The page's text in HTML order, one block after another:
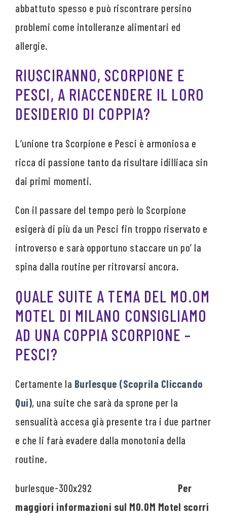
abbattuto spesso e può riscontrare persino
problemi come intolleranze alimentari ed
allergie.
RIUSCIRANNO, SCORPIONE E
PESCI, A RIACCENDERE IL LORO
DESIDERIO DI COPPIA?
L’unione tra Scorpione e Pesci è armoniosa e
ricca di passione tanto da risultare idilliaca sin
dai primi momenti.
Con il passare del tempo però lo Scorpione
esigerà di più da un Pesci fin troppo riservato e
introverso e sarà opportuno staccare un po’ la
spina dalla routine per ritrovarsi ancora.
QUALE SUITE A TEMA DEL MO.OM
MOTEL DI MILANO CONSIGLIAMO
AD UNA COPPIA SCORPIONE –
PESCI?
Certamente la Burlesque (Scoprila Cliccando
Qui), una suite che sarà da sprone per la
sensualità accesa già presente tra i due partner
e che li farà evadere dalla monotonia della
routine.
Per
maggiori informazioni sul MO.OM Motel scorri